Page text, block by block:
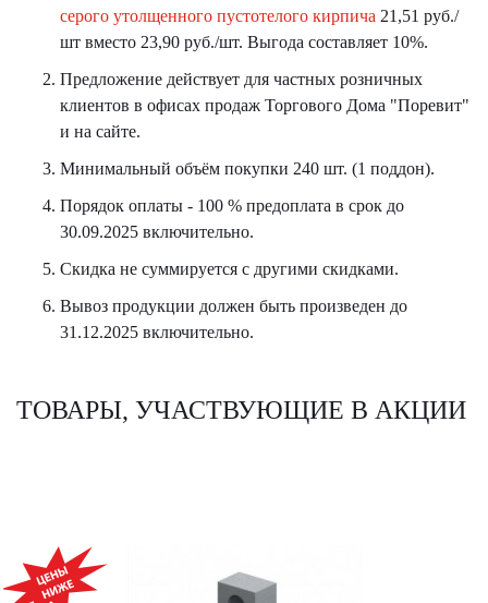
серого утолщенного пустотелого кирпича 21,51 руб./
шт вместо 23,90 руб./шт. Выгода составляет 10%.
Предложение действует для частных розничных
клиентов в офисах продаж Торгового Дома "Поревит"
и на сайте.
Минимальный объём покупки 240 шт. (1 поддон).
Порядок оплаты - 100 % предоплата в срок до
30.09.2025 включительно.
Скидка не суммируется с другими скидками.
Вывоз продукции должен быть произведен до
31.12.2025 включительно.
ТОВАРЫ, УЧАСТВУЮЩИЕ В АКЦИИ
АКЦИЯ!